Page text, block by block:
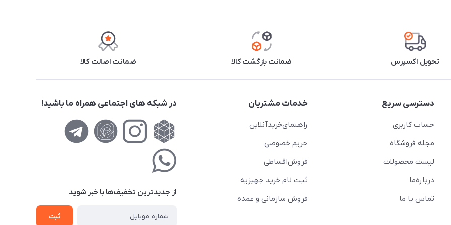
تحویل اکسپرس ضمانت بازگشت کالا ضمانت اصالت کالا
دسترسی سریع
حساب کاربری
مجله فروشگاه
لیست محصولات
درباره‌ما
تماس با ما
خدمات مشتریان
راهنمای‌خرید‌آنلاین
حریم خصوصی
فروش‌اقساطی
ثبت نام خرید جهیزیه
فروش سازمانی و عمده
در شبکه های اجتماعی همراه ما باشید!
از جدید‌ترین تخفیف‌ها با‌ خبر شوید
ثبت